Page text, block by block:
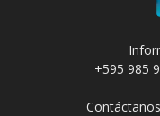
+595 985